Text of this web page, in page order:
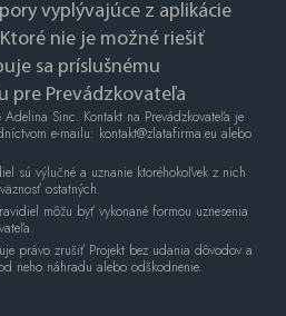
vyplývajúce z aplikácie
nie je možné riešiť
sa príslušnému
pre Prevádzkovateľa
Sinc. Kontakt na Prevádzkovateľa je
e-mailu: kontakt@zlatafirma.eu alebo
sú výlučné a uznanie ktoréhokoľvek z nich
ostatných.
môžu byť vykonané formou uznesenia
právo zrušiť Projekt bez udania dôvodov a
neho náhradu alebo odškodnenie.